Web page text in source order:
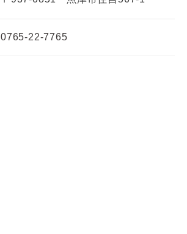
0765-22-7765